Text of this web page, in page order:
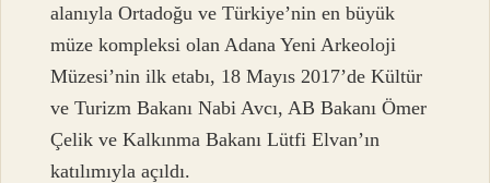
alanıyla Ortadoğu ve Türkiye’nin en büyük
müze kompleksi olan Adana Yeni Arkeoloji
Müzesi’nin ilk etabı, 18 Mayıs 2017’de Kültür
ve Turizm Bakanı Nabi Avcı, AB Bakanı Ömer
Çelik ve Kalkınma Bakanı Lütfi Elvan’ın
katılımıyla açıldı.